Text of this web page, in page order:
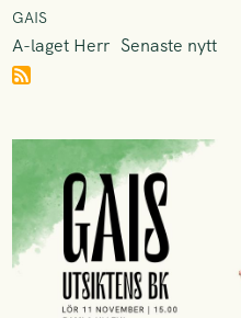
GAIS
A-laget Herr Senaste nytt